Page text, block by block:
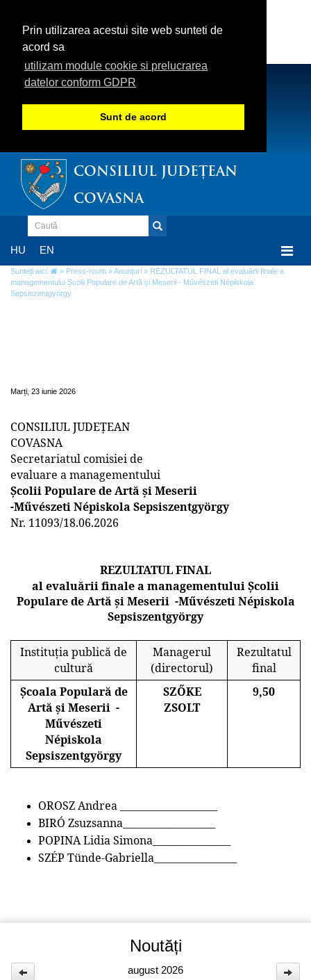
Prin utilizarea acestui site web sunteti de
acord sa
utilizam module cookie si prelucrarea
datelor conform GDPR
Sunt de acord
CONSILIUL JUDEȚEAN
COVASNA
HU EN
Sunteți aici: » Press-room »Anunțuri » REZULTATUL FINAL al evaluării finale a
managementului Școlii Populare de Artă și Meserii - Művészeti Népiskola
Sepsiszentgyörgy
Marți, 23 iunie 2026
CONSILIUL JUDEȚEAN
COVASNA
Secretariatul comisiei de
evaluare a managementului
Școlii Populare de Artă și Meserii
-Művészeti Népiskola Sepsiszentgyörgy
Nr. 11093/18.06.2026
REZULTATUL FINAL
al evaluării finale a managementului Școlii
Populare de Artă și Meserii -Művészeti Népiskola
Sepsiszentgyörgy
Instituția publică de
cultură
Managerul
(directorul)
Rezultatul
final
Școala Populară de
Artă și Meserii -
Művészeti
Népiskola
Sepsiszentgyörgy
SZŐKE
ZSOLT
9,50
OROSZ Andrea ____________________
BIRÓ Zsuzsanna
POPINA Lidia Simona________________
SZÉP Tünde-Gabriella_________________
Noutăți
august 2026